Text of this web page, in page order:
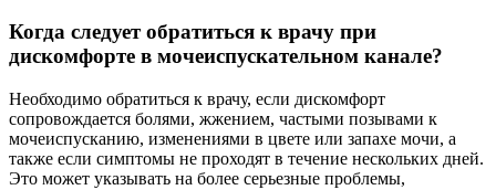
Когда следует обратиться к врачу при
дискомфорте в мочеиспускательном канале?
Необходимо обратиться к врачу, если дискомфорт
сопровождается болями, жжением, частыми позывами к
мочеиспусканию, изменениями в цвете или запахе мочи, а
также если симптомы не проходят в течение нескольких дней.
Это может указывать на более серьезные проблемы,